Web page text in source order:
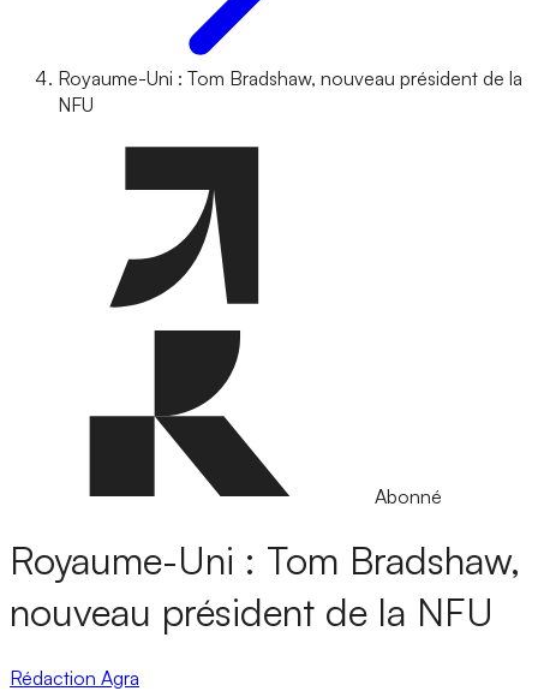
Royaume-Uni : Tom Bradshaw, nouveau président de la
NFU
Abonné
Royaume-Uni : Tom Bradshaw,
nouveau président de la NFU
Rédaction Agra